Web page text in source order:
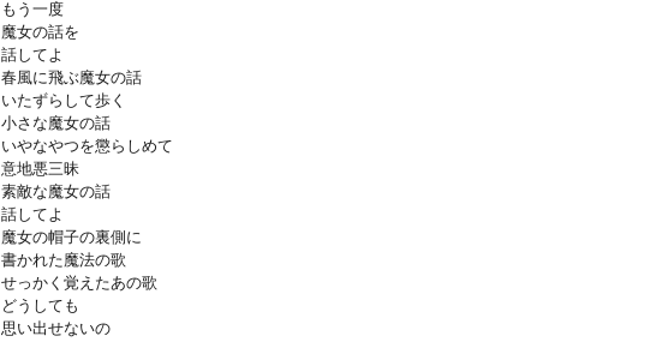
もう一度
魔女の話を
話してよ
春風に飛ぶ魔女の話
いたずらして歩く
小さな魔女の話
いやなやつを懲らしめて
意地悪三昧
素敵な魔女の話
話してよ
魔女の帽子の裏側に
書かれた魔法の歌
せっかく覚えたあの歌
どうしても
思い出せないの